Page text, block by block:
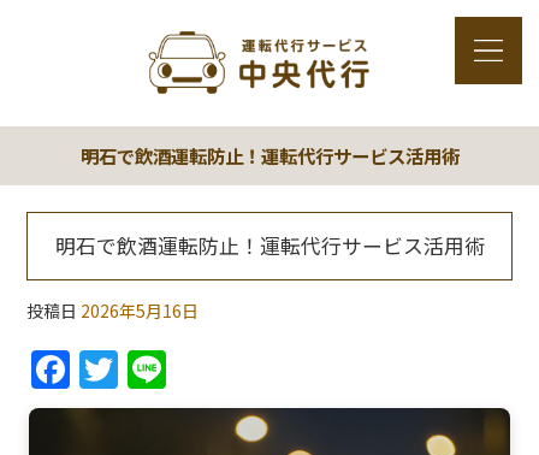
明石で飲酒運転防止！運転代行サービス活用術
明石で飲酒運転防止！運転代行サービス活用術
投稿日 2026年5月16日
F
a
T
w n